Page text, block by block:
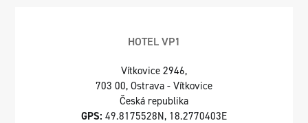
HOTEL VP1
Vítkovice 2946,
703 00, Ostrava - Vítkovice
Česká republika
GPS: 49.8175528N, 18.2770403E